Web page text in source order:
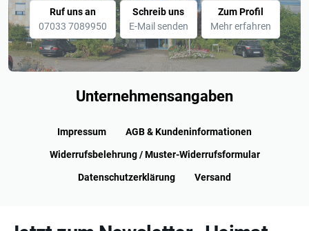
Ruf uns an
07033 7089950
Schreib uns
E-Mail senden
Zum Profil
Mehr erfahren
Unternehmensangaben
Impressum AGB & Kundeninformationen
Widerrufsbelehrung / Muster-Widerrufsformular
Datenschutzerklärung Versand